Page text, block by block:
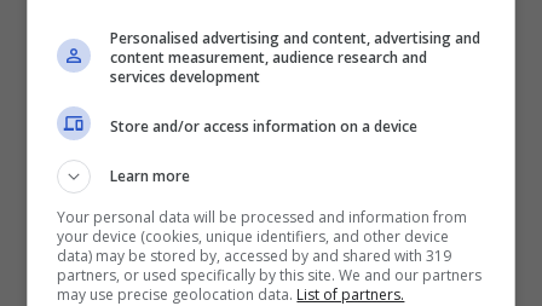
Per odori naturali, si intende quegliodori
emessi da altri animali,
ovvi motivi.
Personalised advertising and content, advertising and
content measurement, audience research and
services development
Store and/or access information on a device
Learn more
Your personal data will be processed and information from
your device (cookies, unique identifiers, and other device
data) may be stored by, accessed by and shared with 319
partners, or used specifically by this site. We and our partners
may use precise geolocation data. List of partners.